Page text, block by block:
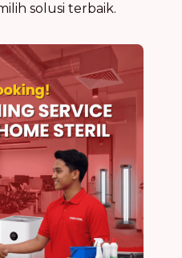
solusi terbaik.